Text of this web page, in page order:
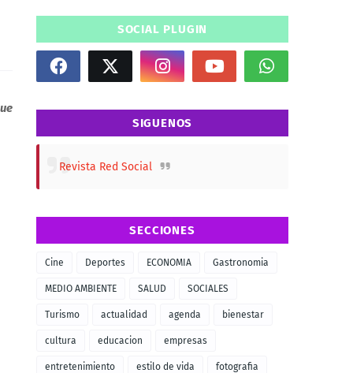
SOCIAL PLUGIN
SIGUENOS
Revista Red Social
SECCIONES
Cine Deportes ECONOMIA Gastronomia
MEDIO AMBIENTE SALUD SOCIALES
Turismo actualidad agenda bienestar
cultura educacion empresas
entretenimiento estilo de vida fotografia